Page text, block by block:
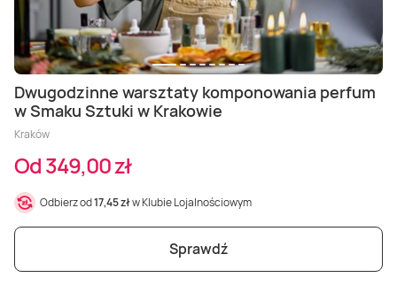
Dwugodzinne warsztaty komponowania perfum
w Smaku Sztuki w Krakowie
Kraków
Od 349,00 zł
Odbierz od17,45 złw Klubie Lojalnościowym
Sprawdź